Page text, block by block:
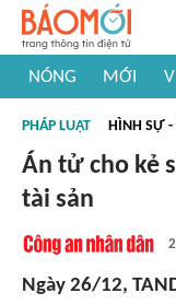
NÓNG MỚI
#Khám phá thế giới
PHÁP LUẬT HÌNH SỰ -
Án tử cho kẻ
tài sản
Ngày 26/12,